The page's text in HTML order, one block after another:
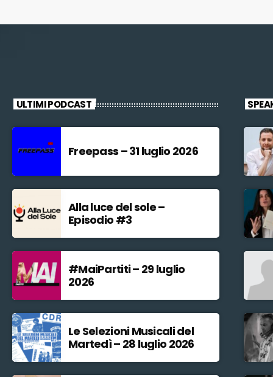
ULTIMI PODCAST
Freepass – 31 luglio 2026
Alla luce del sole –
Episodio #3
#MaiPartiti – 29 luglio
2026
Le Selezioni Musicali del
Martedì – 28 luglio 2026